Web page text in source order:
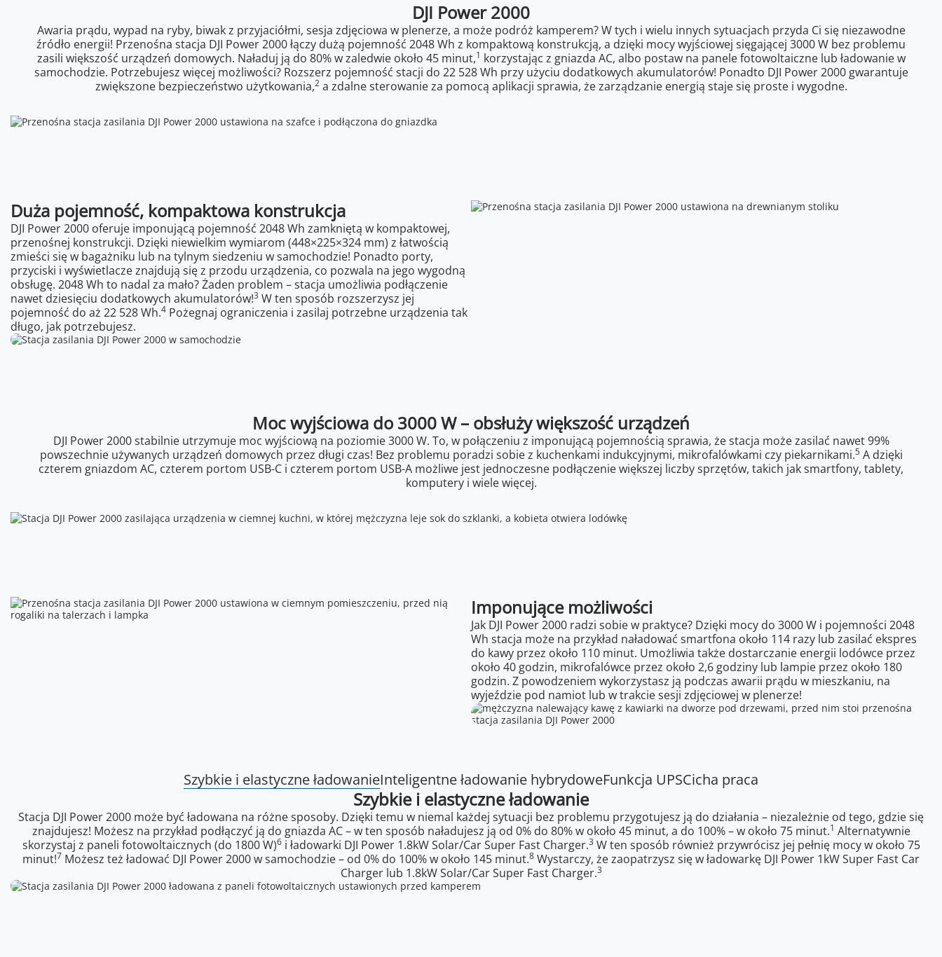
DJI Power 2000
Awaria prądu, wypad na ryby, biwak z przyjaciółmi, sesja zdjęciowa w plenerze, a może podróż kamperem? W tych i wielu innych sytuacjach przyda Ci się niezawodne
źródło energii! Przenośna stacja DJI Power 2000 łączy dużą pojemność 2048 Wh z kompaktową konstrukcją, a dzięki mocy wyjściowej sięgającej 3000 W bez problemu
zasili większość urządzeń domowych. Naładuj ją do 80% w zaledwie około 45 minut,1 korzystając z gniazda AC, albo postaw na panele fotowoltaiczne lub ładowanie w
samochodzie. Potrzebujesz więcej możliwości? Rozszerz pojemność stacji do 22 528 Wh przy użyciu dodatkowych akumulatorów! Ponadto DJI Power 2000 gwarantuje
zwiększone bezpieczeństwo użytkowania,2a zdalne sterowanie za pomocą aplikacji sprawia, że zarządzanie energią staje się proste i wygodne.
Duża pojemność, kompaktowa konstrukcja
DJI Power 2000 oferuje imponującą pojemność 2048 Wh zamkniętą w kompaktowej,
przenośnej konstrukcji. Dzięki niewielkim wymiarom (448×225×324 mm) z łatwością
zmieści się w bagażniku lub na tylnym siedzeniu w samochodzie! Ponadto porty,
przyciski i wyświetlacze znajdują się z przodu urządzenia, co pozwala na jego wygodną
obsługę. 2048 Wh to nadal za mało? Żaden problem – stacja umożliwia podłączenie
nawet dziesięciu dodatkowych akumulatorów!3 W ten sposób rozszerzysz jej
pojemność do aż 22 528 Wh.4 Pożegnaj ograniczenia i zasilaj potrzebne urządzenia tak
długo, jak potrzebujesz.
Moc wyjściowa do 3000 W – obsłuży większość urządzeń
DJI Power 2000 stabilnie utrzymuje moc wyjściową na poziomie 3000 W. To, w połączeniu z imponującą pojemnością sprawia, że stacja może zasilać nawet 99%
powszechnie używanych urządzeń domowych przez długi czas! Bez problemu poradzi sobie z kuchenkami indukcyjnymi, mikrofalówkami czy piekarnikami.5A dzięki
czterem gniazdom AC, czterem portom USB-C i czterem portom USB-A możliwe jest jednoczesne podłączenie większej liczby sprzętów, takich jak smartfony, tablety,
komputery i wiele więcej.
Imponujące możliwości
Jak DJI Power 2000 radzi sobie w praktyce? Dzięki mocy do 3000 W i pojemności 2048
Wh stacja może na przykład naładować smartfona około 114 razy lub zasilać ekspres
do kawy przez około 110 minut. Umożliwia także dostarczanie energii lodówce przez
około 40 godzin, mikrofalówce przez około 2,6 godziny lub lampie przez około 180
godzin. Z powodzeniem wykorzystasz ją podczas awarii prądu w mieszkaniu, na
wyjeździe pod namiot lub w trakcie sesji zdjęciowej w plenerze!
Szybkie i elastyczne ładowanieInteligentne ładowanie hybrydoweFunkcja UPSCicha praca
Szybkie i elastyczne ładowanie
Stacja DJI Power 2000 może być ładowana na różne sposoby. Dzięki temu w niemal każdej sytuacji bez problemu przygotujesz ją do działania – niezależnie od tego, gdzie się
znajdujesz! Możesz na przykład podłączyć ją do gniazda AC – w ten sposób naładujesz ją od 0% do 80% w około 45 minut, a do 100% – w około 75 minut.1 Alternatywnie
skorzystaj z paneli fotowoltaicznych (do 1800 W)6i ładowarki DJI Power 1.8kW Solar/Car Super Fast Charger.3W ten sposób również przywrócisz jej pełnię mocy w około 75
minut!7 Możesz też ładować DJI Power 2000 w samochodzie – od 0% do 100% w około 145 minut.8 Wystarczy, że zaopatrzysz się w ładowarkę DJI Power 1kW Super Fast Car
Charger lub 1.8kW Solar/Car Super Fast Charger.3